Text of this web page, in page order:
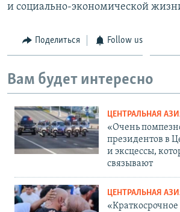
и социально-экономической
Поделиться Follow us
Вам будет интересно
ЦЕНТРАЛЬНАЯ
«Очень
президентов в
и эксцессы,
связывают
ЦЕНТРАЛЬНАЯ